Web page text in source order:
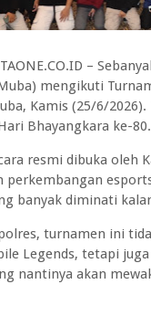
–
mengikuti
Kamis (25/6/
Bhayangkara ke-80.
resmi dibuka oleh
perkembangan
banyak diminati
turnamen ini
Legends, tetapi
nantinya akan